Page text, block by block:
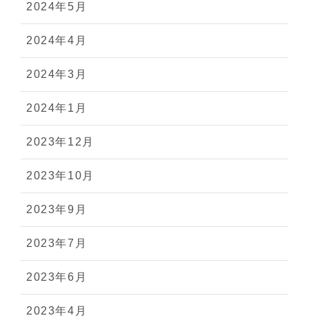
2024年5月
2024年4月
2024年3月
2024年1月
2023年12月
2023年10月
2023年9月
2023年7月
2023年6月
2023年4月